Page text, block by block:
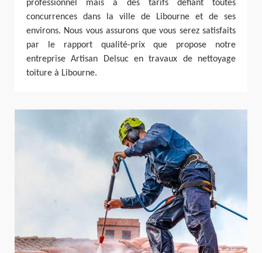
professionnel mais à des tarifs défiant toutes
concurrences dans la ville de Libourne et de ses
environs. Nous vous assurons que vous serez satisfaits
par le rapport qualité-prix que propose notre
entreprise Artisan Delsuc en travaux de nettoyage
toiture à Libourne.